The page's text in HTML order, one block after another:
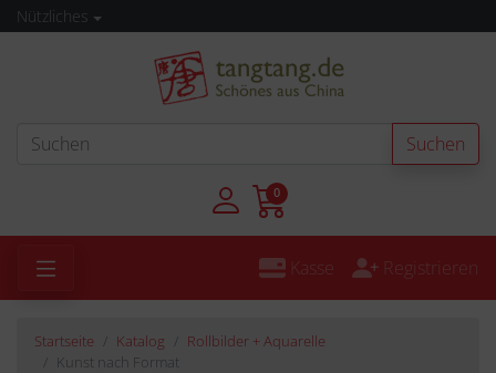
Nützliches
Suchen
0
Kasse Registrieren
Startseite Katalog
Rollbilder + Aquarelle
Kunst nach Format